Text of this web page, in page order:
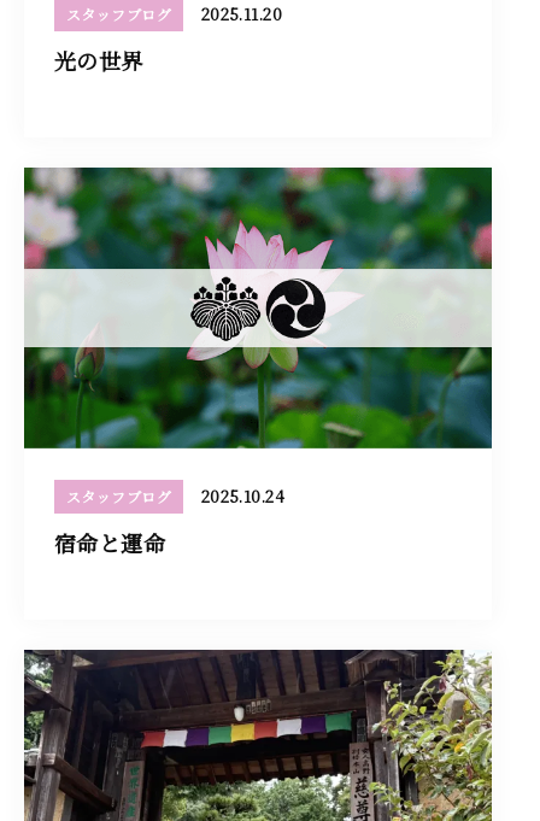
スタッフブログ 2025.11.20
光の世界
スタッフブログ 2025.10.24
宿命と運命